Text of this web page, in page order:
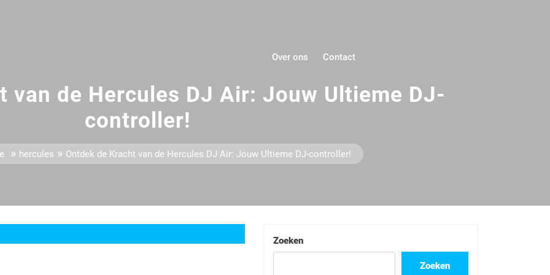
Over ons Contact
van de Hercules DJ Air: Jouw Ultieme DJ-
controller!
» hercules » Ontdek de Kracht van de Hercules DJ Air: Jouw Ultieme DJ-controller!
Zoeken
Zoeken